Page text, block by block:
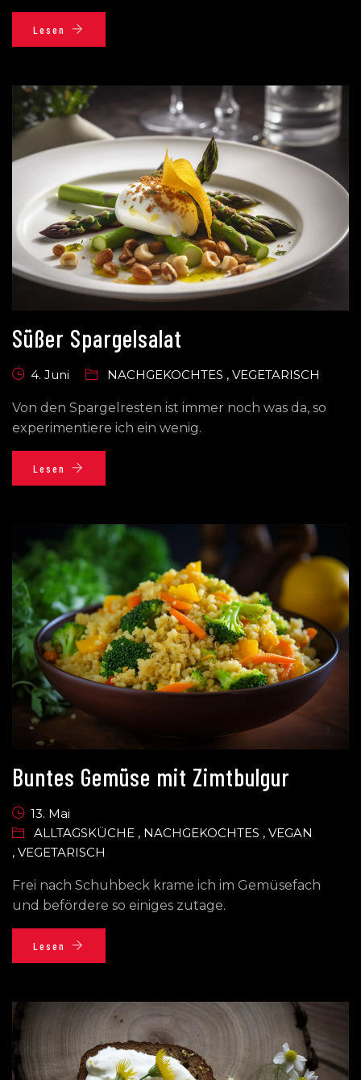
Lesen
Süßer Spargelsalat
4. Juni NACHGEKOCHTES , VEGETARISCH
Von den Spargelresten ist immer noch was da, so
experimentiere ich ein wenig.
Lesen
Buntes Gemüse mit Zimtbulgur
13. Mai
ALLTAGSKÜCHE , NACHGEKOCHTES , VEGAN
, VEGETARISCH
Frei nach Schuhbeck krame ich im Gemüsefach
und befördere so einiges zutage.
Lesen